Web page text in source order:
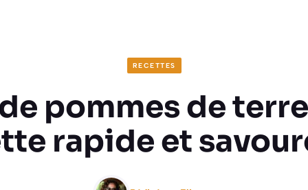
RECETTES
pommes de
rapide et